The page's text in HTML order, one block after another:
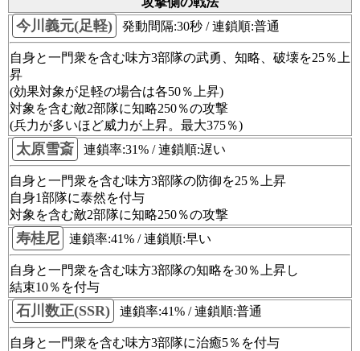
今川義元(足軽) 発動間隔:30秒 / 連鎖順:普通
自身と一門衆を含む味方3部隊の武勇、知略、破壊を25％上
昇
(効果対象が足軽の場合は各50％上昇)
対象を含む敵2部隊に知略250％の攻撃
(兵力が多いほど威力が上昇。最大375％)
太原雪斎 連鎖率:31% / 連鎖順:遅い
自身と一門衆を含む味方3部隊の防御を25％上昇
自身1部隊に泰然を付与
対象を含む敵2部隊に知略250％の攻撃
寿桂尼 連鎖率:41% / 連鎖順:早い
自身と一門衆を含む味方3部隊の知略を30％上昇し
結束10％を付与
石川数正(SSR) 連鎖率:41% / 連鎖順:普通
自身と一門衆を含む味方3部隊に治癒5％を付与